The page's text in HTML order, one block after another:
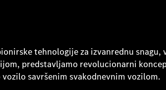
tehnologije za izvanrednu
predstavljamo revolucionarni
savršenim svakodnevnim vozilom.